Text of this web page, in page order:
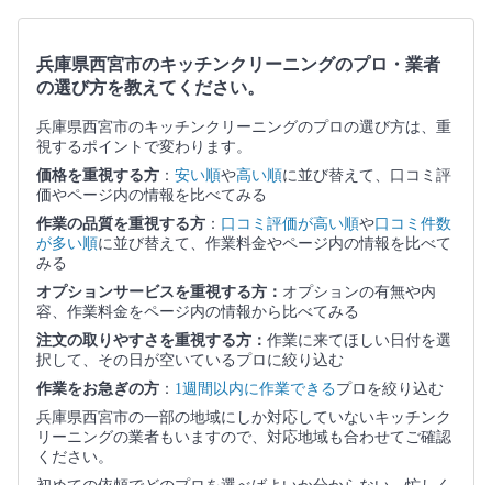
兵庫県西宮市のキッチンクリーニングのプロ・業者
の選び方を教えてください。
兵庫県西宮市のキッチンクリーニングのプロの選び方は、重
視するポイントで変わります。
価格を重視する方 ： 安い順や高い順に並び替えて、口コミ評
価やページ内の情報を比べてみる
作業の品質を重視する方 ： 口コミ評価が高い順や口コミ件数
が多い順に並び替えて、作業料金やページ内の情報を比べて
みる
オプションサービスを重視する方： オプションの有無や内
容、作業料金をページ内の情報から比べてみる
注文の取りやすさを重視する方： 作業に来てほしい日付を選
択して、その日が空いているプロに絞り込む
作業をお急ぎの方 ： 1週間以内に作業できるプロを絞り込む
兵庫県西宮市の一部の地域にしか対応していないキッチンク
リーニングの業者もいますので、対応地域も合わせてご確認
ください。